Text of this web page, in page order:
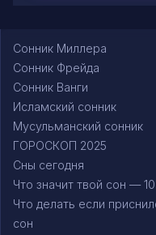
Сонник Миллера
Сонник Фрейда
Сонник Ванги
Исламский сонник
Мусульманский сонник
ГОРОСКОП 2025
Сны сегодня
Что значит твой сон —
Что делать если
сон